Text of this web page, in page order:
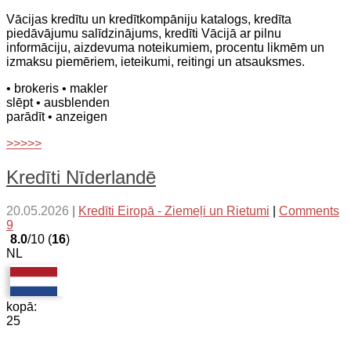
Vācijas kredītu un kredītkompāniju katalogs, kredīta
piedāvājumu salīdzinājums, kredīti Vācijā ar pilnu
informāciju, aizdevuma noteikumiem, procentu likmēm un
izmaksu piemēriem, ieteikumi, reitingi un atsauksmes.
• brokeris • makler
slēpt• ausblenden
parādīt• anzeigen
>>>>>
Kredīti Nīderlandē
20.05.2026 Kredīti Eiropā - Ziemeļi un Rietumi
Comments
9
8.0/10 (16)
NL
kopā:
25